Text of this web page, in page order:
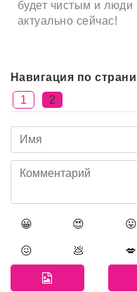
будет чистым и люди
актуально сейчас!
Навигация по
1
2
😀 😍 😛
😖 💩 💋